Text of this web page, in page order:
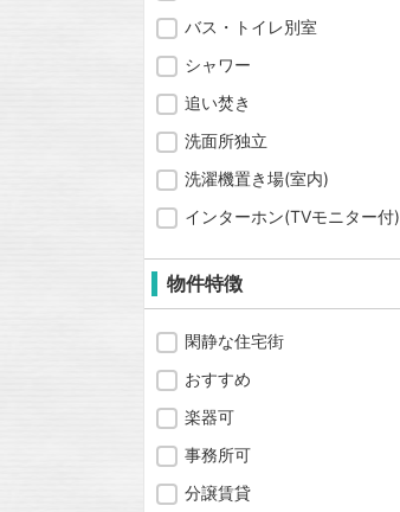
バス・トイレ別室
シャワー
追い焚き
洗面所独立
洗濯機置き場(室内)
インターホン(TVモニター付)
物件特徴
閑静な住宅街
おすすめ
楽器可
事務所可
分譲賃貸